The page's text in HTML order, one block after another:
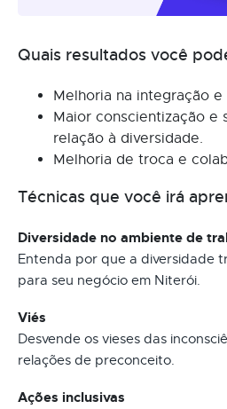
Quais resultados você
Melhoria na integração e
Maior conscientização e
relação à diversidade.
Melhoria de troca e
Técnicas que você irá
Diversidade no ambiente de
Entenda por que a diversidade
para seu negócio em Niterói.
Viés
Desvende os vieses das
relações de preconceito.
Ações inclusivas